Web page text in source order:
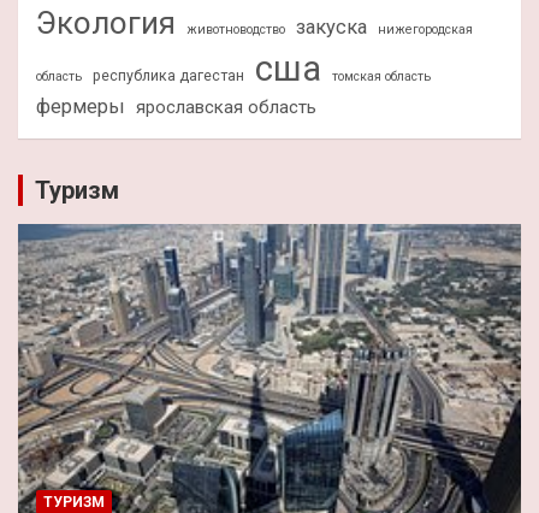
Экология животноводство закуска нижегородская
область республика дагестан сша томская область
фермеры ярославская область
Туризм
ТУРИЗМ